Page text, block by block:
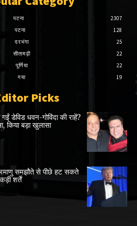
पटना
2307
पटना
128
दरभंगा
25
सीतामढ़ी
22
पूर्णिया
22
गया
19
Picks
डेविड धवन-गोविंदा की राहें?
किया बड़ा खुलासा
समझौते से पीछे हट सकते
शर्तें